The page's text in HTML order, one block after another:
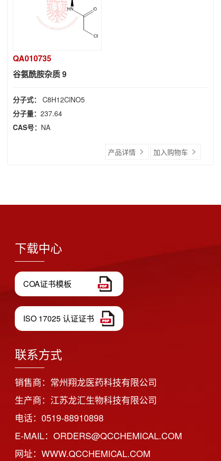
QA010735
谷氨酰胺杂质 9
分子式： C8H12ClNO5
分子量： 237.64
CAS号： NA
产品详情 加入购物车
下载中心
COA证书模板
ISO 17025 认证证书
联系方式
销售商：常州翔龙医药科技有限公司
生产商：江苏龙汇生物科技有限公司
电话：0519-88910898
E-MAIL：ORDERS@QCCHEMICAL.COM
网址：WWW.QCCHEMICAL.COM